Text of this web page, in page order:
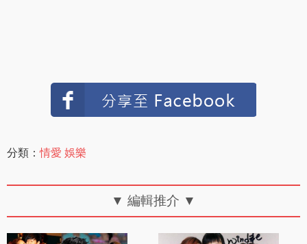
分類：情愛 娛樂
▼ 編輯推介 ▼